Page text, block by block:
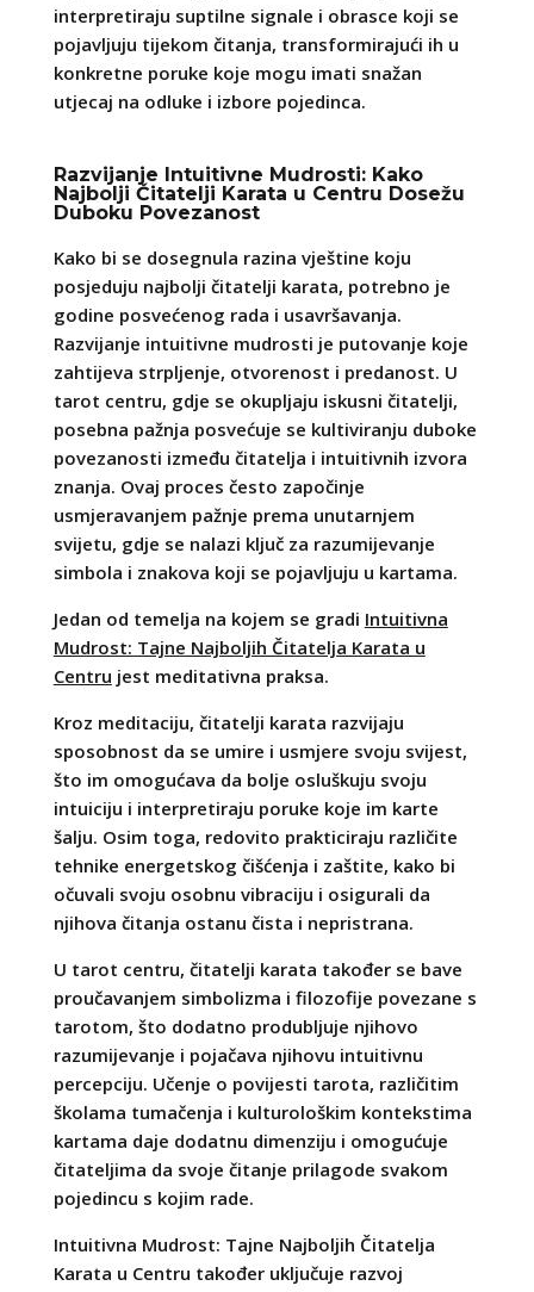
interpretiraju suptilne signale i obrasce koji se
pojavljuju tijekom čitanja, transformirajući ih u
konkretne poruke koje mogu imati snažan
utjecaj na odluke i izbore pojedinca.
Razvijanje Intuitivne Mudrosti: Kako
Najbolji Čitatelji Karata u Centru Dosežu
Duboku Povezanost
Kako bi se dosegnula razina vještine koju
posjeduju najbolji čitatelji karata, potrebno je
godine posvećenog rada i usavršavanja.
Razvijanje intuitivne mudrosti je putovanje koje
zahtijeva strpljenje, otvorenost i predanost. U
tarot centru, gdje se okupljaju iskusni čitatelji,
posebna pažnja posvećuje se kultiviranju duboke
povezanosti između čitatelja i intuitivnih izvora
znanja. Ovaj proces često započinje
usmjeravanjem pažnje prema unutarnjem
svijetu, gdje se nalazi ključ za razumijevanje
simbola i znakova koji se pojavljuju u kartama.
Jedan od temelja na kojem se gradi Intuitivna
Mudrost: Tajne Najboljih Čitatelja Karata u
Centru jest meditativna praksa.
Kroz meditaciju, čitatelji karata razvijaju
sposobnost da se umire i usmjere svoju svijest,
što im omogućava da bolje osluškuju svoju
intuiciju i interpretiraju poruke koje im karte
šalju. Osim toga, redovito prakticiraju različite
tehnike energetskog čišćenja i zaštite, kako bi
očuvali svoju osobnu vibraciju i osigurali da
njihova čitanja ostanu čista i nepristrana.
U tarot centru, čitatelji karata također se bave
proučavanjem simbolizma i filozofije povezane s
tarotom, što dodatno produbljuje njihovo
razumijevanje i pojačava njihovu intuitivnu
percepciju. Učenje o povijesti tarota, različitim
školama tumačenja i kulturološkim kontekstima
kartama daje dodatnu dimenziju i omogućuje
čitateljima da svoje čitanje prilagode svakom
pojedincu s kojim rade.
Intuitivna Mudrost: Tajne Najboljih Čitatelja
Karata u Centru također uključuje razvoj